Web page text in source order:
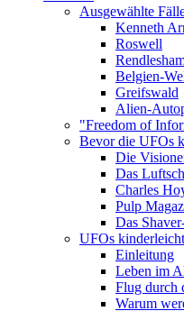
Ausgewählte
Kenneth
Roswell
Belgien-
Greifswald
Alien-
"Freedom of
Bevor die UFOs
Die
Das
Charles
Pulp
Das
UFOs
Einleitung
Leben im
Flug durch
Warum